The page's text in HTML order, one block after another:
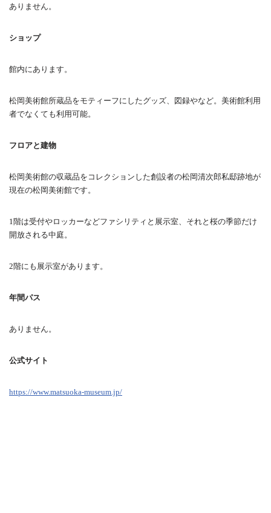
ありません。
ショップ
館内にあります。
松岡美術館所蔵品をモティーフにしたグッズ、図録やなど。美術館利用
者でなくても利用可能。
フロアと建物
松岡美術館の収蔵品をコレクションした創設者の松岡清次郎私邸跡地が
現在の松岡美術館です。
1階は受付やロッカーなどファシリティと展示室、それと桜の季節だけ
開放される中庭。
2階にも展示室があります。
年間パス
ありません。
公式サイト
https://www.matsuoka-museum.jp/